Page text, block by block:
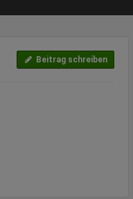
Beitrag schreiben